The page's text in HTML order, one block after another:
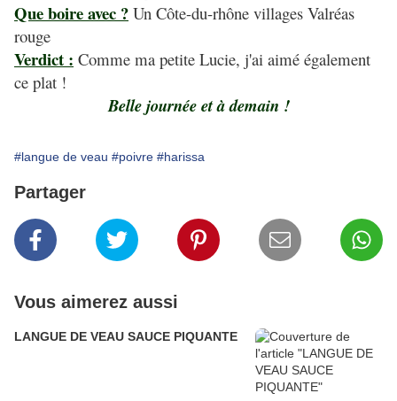
Que boire avec ? Un Côte-du-rhône villages Valréas
rouge
Verdict : Comme ma petite Lucie, j'ai aimé également
ce plat !
Belle journée et à demain !
#langue de veau #poivre #harissa
Partager
Vous aimerez aussi
LANGUE DE VEAU SAUCE PIQUANTE